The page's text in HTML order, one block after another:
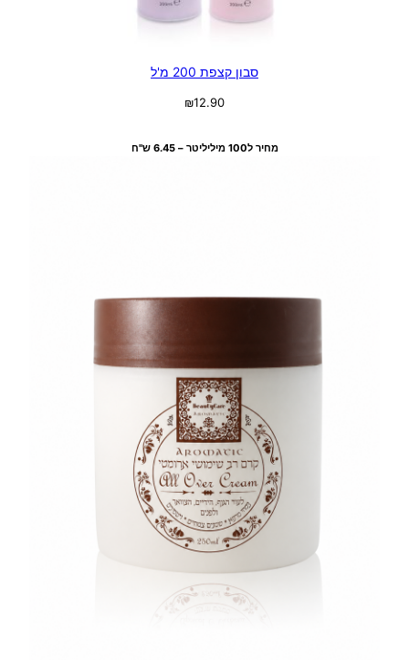
סבון קצפת 200 מ'ל
₪12.90
מחיר ל100 מיליליטר – 6.45 ש"ח